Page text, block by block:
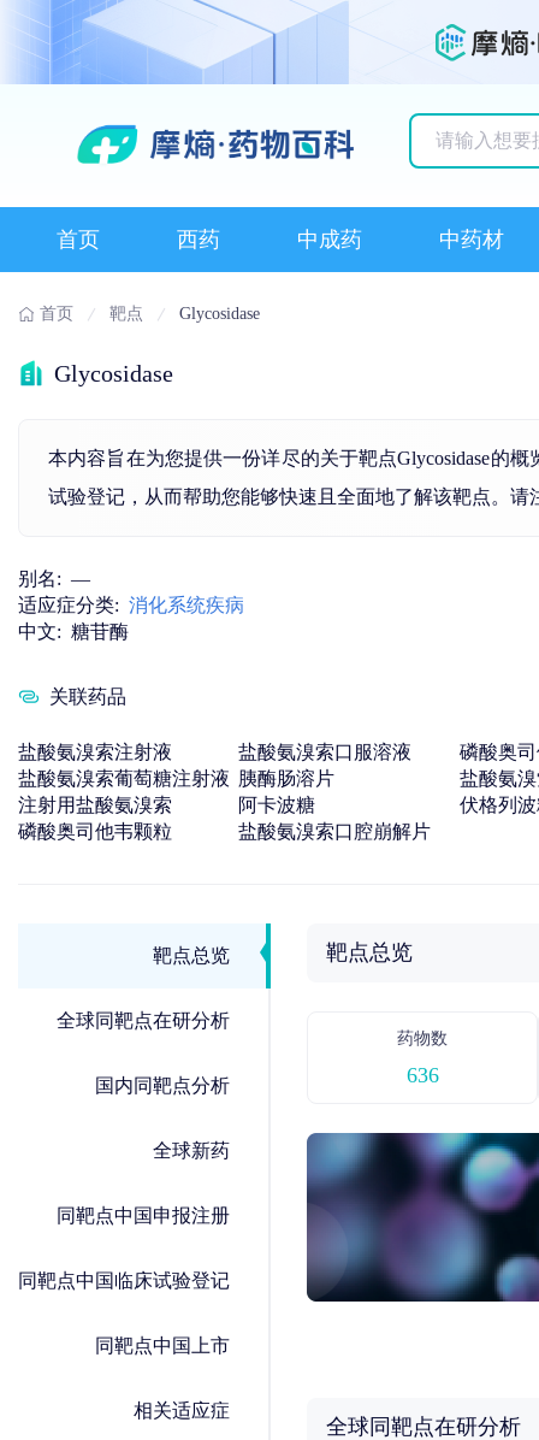
首页 西药 中成药 中药材
首页 靶点 Glycosidase
Glycosidase
本内容旨在为您提供一份详尽的关于靶点Glycosidase的
试验登记，从而帮助您能够快速且全面地了解该靶点。
别名: —
适应症分类: 消化系统疾病
中文: 糖苷酶
关联药品
盐酸氨溴索注射液 盐酸氨溴索口服溶液
磷酸奥
盐酸氨溴索葡萄糖注射液 胰酶肠溶片
盐酸氨
注射用盐酸氨溴索
阿卡波糖
伏格列
磷酸奥司他韦颗粒
盐酸氨溴索口腔崩解片
靶点总览
全球同靶点在研分析
国内同靶点分析
全球新药
同靶点中国申报注册
同靶点中国临床试验登记
同靶点中国上市
相关适应症
靶点总览
药物数
636
全球同靶点在研分析